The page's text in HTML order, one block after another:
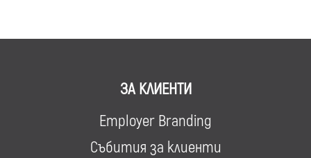
ЗА КЛИЕНТИ
Employer Branding
Събития за клиенти